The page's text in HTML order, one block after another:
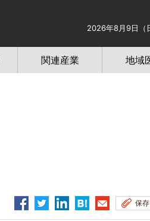
2026年8月9日（
関連産業 地域
保存